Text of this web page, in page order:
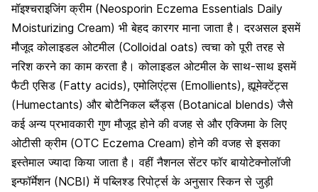
मॉइश्चराइजिंग क्रीम (Neosporin Eczema Essentials Daily
Moisturizing Cream) भी बेहद कारगर माना जाता है। दरअसल इसमें
मौजूद कोलाइडल ओटमील (Colloidal oats)त्वचा को पूरी तरह से
नरिश करने का काम करता है । कोलाइडल ओटमील के साथ-साथ इसमें
फैटी एसिड (Fatty acids), एमोलिएंट्स (Emollients), ह्यूमेक्टेंट्स
(Humectants) और बोटैनिकल ब्लैंड्स (Botanical blends) जैसे
कई अन्य प्रभावकारी गुण मौजूद होने की वजह से और एक्जिमा के लिए
ओटीसी क्रीम (OTC Eczema Cream) होने की वजह से इसका
इस्तेमाल ज्यादा किया जाता है। वहीं नैशनल सेंटर फॉर बायोटेक्नोलॉजी
इन्फॉर्मेशन (NCBI) में पब्लिश्ड रिपोर्ट्स के अनुसार स्किन से जुड़ी